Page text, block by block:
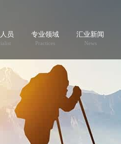
员 专业领域
Practices
汇业新闻
News